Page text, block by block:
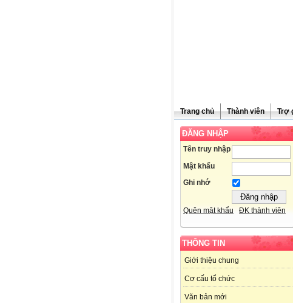
Trang chủ Thành viên Trợ
ĐĂNG NHẬP
Tên truy nhập
Mật khẩu
Ghi nhớ
Quên mật khẩu ĐK thành viên
THÔNG TIN
Giới thiệu chung
Cơ cấu tổ chức
Văn bản mới